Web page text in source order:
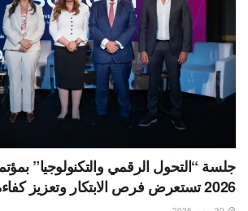
2026 تستعرض فرص الابتكار وتعزيز كفاءة الأعمال